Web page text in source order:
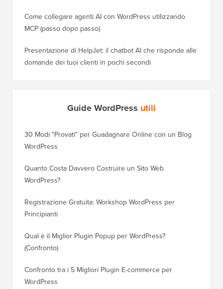
Come collegare agenti AI con WordPress utilizzando
MCP (passo dopo passo)
Presentazione di HelpJet: il chatbot AI che risponde alle
domande dei tuoi clienti in pochi secondi
Guide WordPress utili
30 Modi "Provati" per Guadagnare Online con un Blog
WordPress
Quanto Costa Davvero Costruire un Sito Web
WordPress?
Registrazione Gratuita: Workshop WordPress per
Principianti
Qual è il Miglior Plugin Popup per WordPress?
(Confronto)
Confronto tra i 5 Migliori Plugin E-commerce per
WordPress